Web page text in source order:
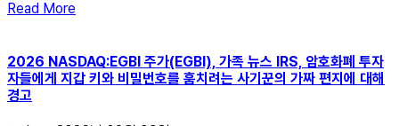
Read More
2026 NASDAQ:EGBI 주가(EGBI), 가족 뉴스 IRS, 암호화폐 투자
자들에게 지갑 키와 비밀번호를 훔치려는 사기꾼의 가짜 편지에 대해
경고